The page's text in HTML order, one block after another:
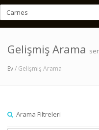
Gelişmiş Arama
Ev/ Gelişmiş Arama
Arama Filtreleri